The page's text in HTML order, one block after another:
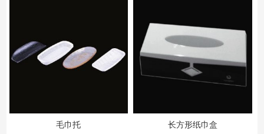
毛巾托 长方形纸巾盒